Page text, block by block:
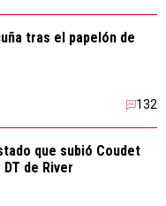
tras el papelón de
132
que subió Coudet
de River